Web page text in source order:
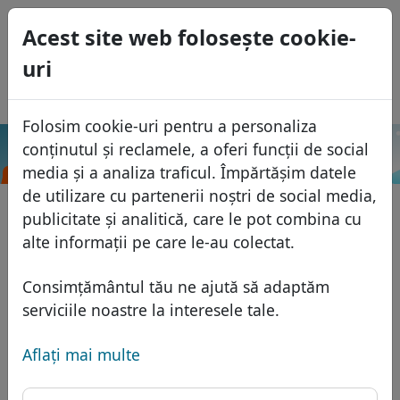
Acest site web foloseşte cookie-
uri
Folosim cookie-uri pentru a personaliza
conținutul și reclamele, a oferi funcții de social
media și a analiza traficul. Împărtășim datele
de utilizare cu partenerii noștri de social media,
publicitate și analitică, care le pot combina cu
alte informații pe care le-au colectat.
Consimțământul tău ne ajută să adaptăm
serviciile noastre la interesele tale.
Aflaţi mai multe
Domenii
Baza domeniilor
Domenii africane
Domenii asiatice
Domenii europene
Domeniile din Orientul Mijlociu
Lista de preţuri
Reduceri
Transfer
Caută
Protecţia ID
Gazduire DNS
FAQ
USD
EUR
GBP
Español
Français
Italiano
Português
Eesti
.engineering Caută